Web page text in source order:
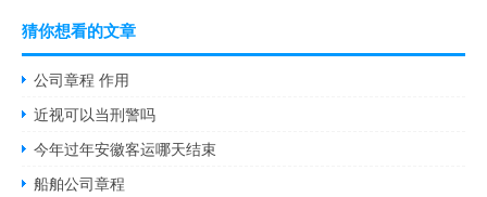
猜你想看的文章
公司章程 作用
近视可以当刑警吗
今年过年安徽客运哪天结束
船舶公司章程